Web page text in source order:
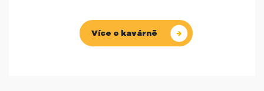
Více o kavárně